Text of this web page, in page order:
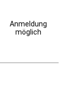
Anmeldung
möglich